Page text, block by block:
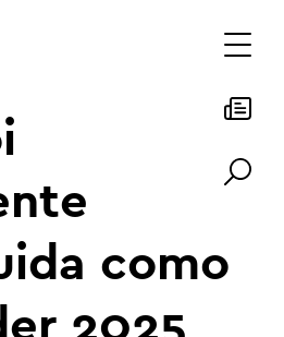
como
2025